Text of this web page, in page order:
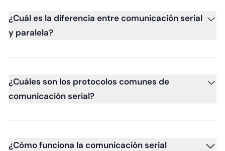
¿Cuál es la diferencia entre comunicación serial
y paralela?
¿Cuáles son los protocolos comunes de
comunicación serial?
¿Cómo funciona la comunicación serial